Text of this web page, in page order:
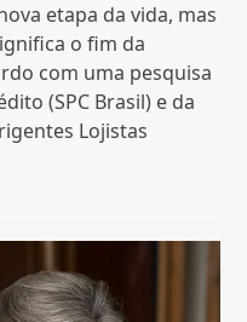
etapa da vida, mas
o fim da
com uma pesquisa
(SPC Brasil) e da
Lojistas